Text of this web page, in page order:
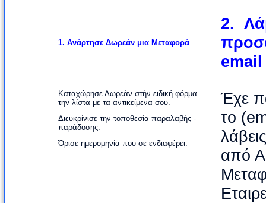
1. Ανάρτησε Δωρεάν μια Μεταφορά
2.
Καταχώρησε Δωρεάν στήν ειδική φόρμα
την λίστα με τα αντικείμενα σου.
Διευκρίνισε την τοποθεσία παραλαβής -
παράδοσης.
Όρισε ημερομηνία που σε ενδιαφέρει.
Έχε
το
από